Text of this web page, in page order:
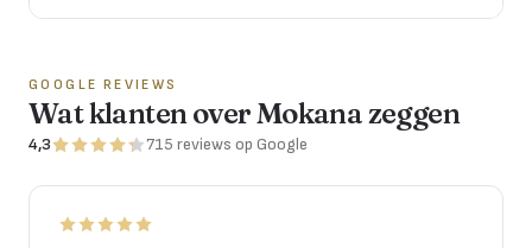
GOOGLE REVIEWS
Wat klanten over Mokana zeggen
4,3 715 reviews op Google